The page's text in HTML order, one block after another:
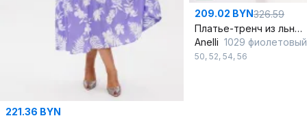
221.36 BYN
209.02 BYN326.59
Платье-тренч из льняной ткани с классическими деталями
Anelli 1029 фиолетовый
50, 52, 54, 56